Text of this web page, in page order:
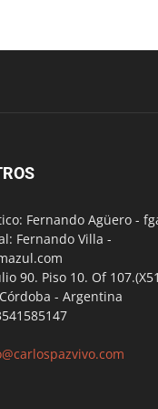
Fernando Agüero -
Fernando Villa -
90. Piso 10. Of
- Argentina